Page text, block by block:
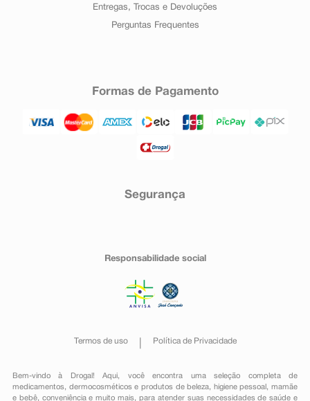
Entregas, Trocas e Devoluções
Perguntas Frequentes
Formas de Pagamento
Segurança
Responsabilidade social
Termos de uso Política de Privacidade
Bem-vindo à Drogal! Aqui, você encontra uma seleção completa de
medicamentos , dermocosméticos e produtos de beleza, higiene pessoal ,mamãe
e bebê, conveniênciae muito mais, para atender suas necessidades de saúde e